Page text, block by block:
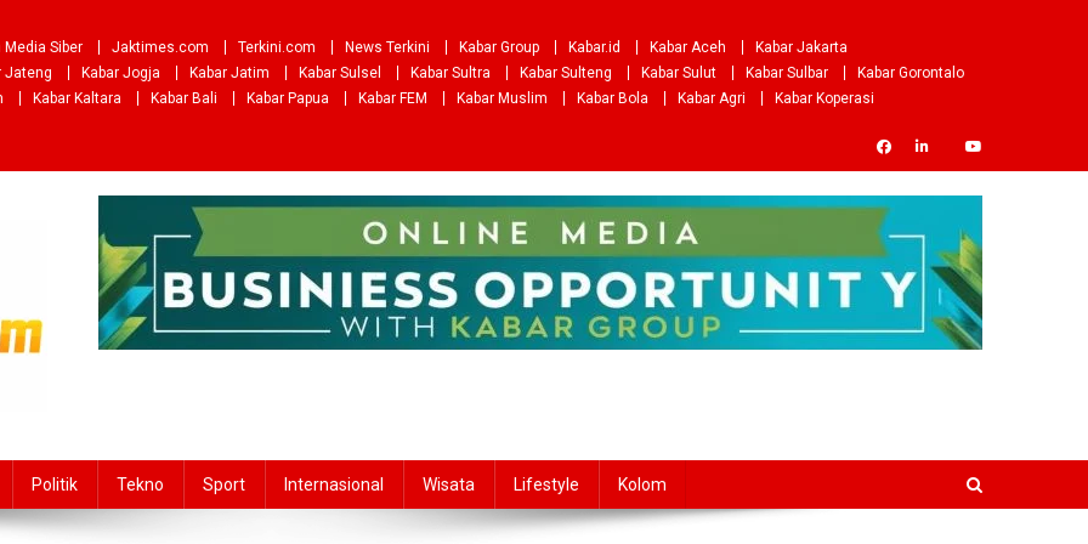
Media Siber Jaktimes.com Terkini.com News Terkini Kabar Group Kabar.id Kabar Aceh
Kabar Jakarta
Jateng Kabar Jogja Kabar Jatim Kabar Sulsel Kabar Sultra Kabar Sulteng Kabar Sulut Kabar Sulbar
Kabar Gorontalo
Kabar Kaltara Kabar Bali Kabar Papua Kabar FEM Kabar Muslim Kabar Bola Kabar Agri
Kabar Koperasi
Politik Tekno Sport Internasional Wisata Lifestyle Kolom